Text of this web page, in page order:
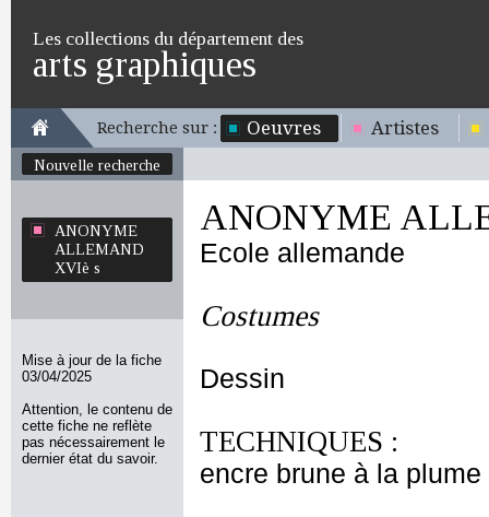
Les collections du département des
arts graphiques
Recherche sur : Oeuvres Artistes
Nouvelle recherche
ANONYME
ALLEMAND
XVIè s
Mise à jour de la fiche
03/04/2025
Attention, le contenu de
cette fiche ne reflète
pas nécessairement le
dernier état du savoir.
ANONYME
Ecole allemande
Costumes
Dessin
TECHNIQUES :
encre brune à la